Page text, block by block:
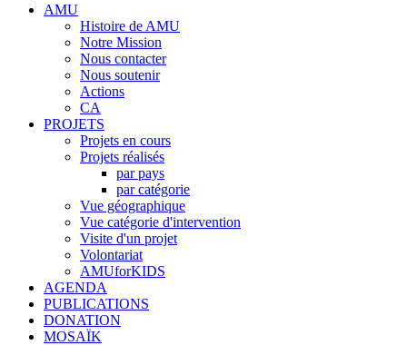
AMU
Histoire de AMU
Notre Mission
Nous contacter
Nous soutenir
Actions
CA
PROJETS
Projets en cours
Projets réalisés
par pays
par catégorie
Vue géographique
Vue catégorie d'intervention
Visite d'un projet
Volontariat
AMUforKIDS
AGENDA
PUBLICATIONS
DONATION
MOSAÏK